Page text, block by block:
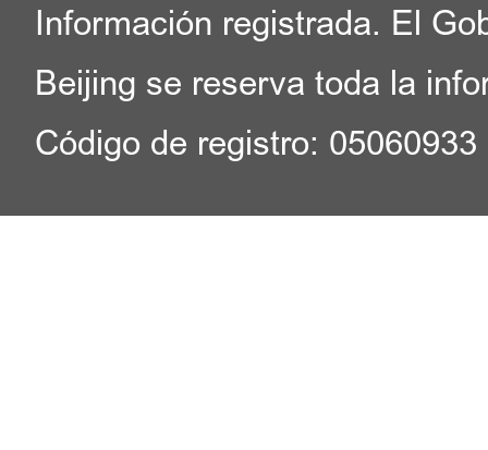
Información registrada. El
Beijing se reserva toda la
Código de registro: 05060933